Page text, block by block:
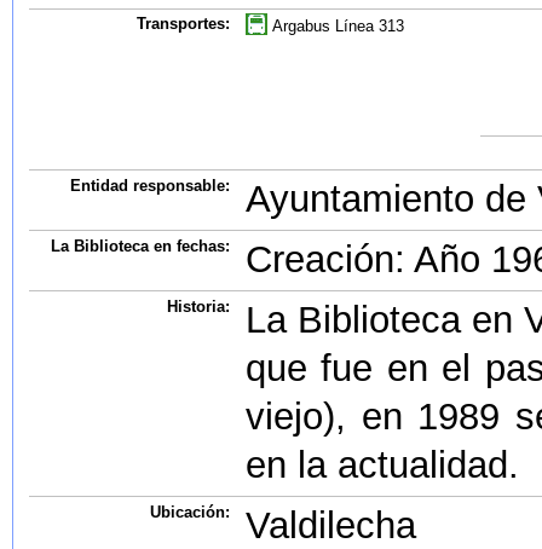
Transportes: Argabus Línea 313
Entidad responsable: Ayuntamiento de
La Biblioteca en fechas: Creación: Año
Historia:
La Biblioteca en
que fue en el
viejo), en 1989
en la actualidad.
Ubicación: Valdilecha